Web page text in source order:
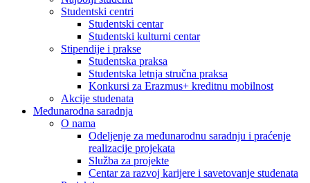
Studentski centri
Studentski centar
Studentski kulturni centar
Stipendije i prakse
Studentska praksa
Studentska letnja stručna praksa
Konkursi za Erazmus+ kreditnu mobilnost
Akcije studenata
Međunarodna saradnja
O nama
Odeljenje za međunarodnu saradnju i praćenje
realizacije projekata
Služba za projekte
Centar za razvoj karijere i savetovanje studenata